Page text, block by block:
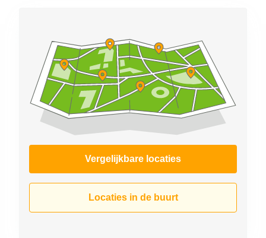
Kantoor
Hengelo
Bedrijfsruimte
Huren in
Nijmegen
Vergelijkbare locaties
Locaties in de buurt